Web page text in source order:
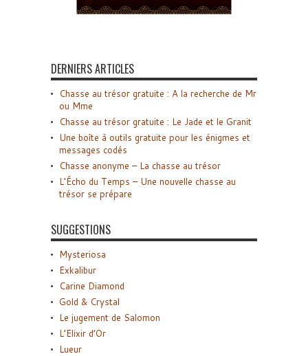
DERNIERS ARTICLES
Chasse au trésor gratuite : A la recherche de Mr
ou Mme
Chasse au trésor gratuite : Le Jade et le Granit
Une boîte à outils gratuite pour les énigmes et
messages codés
Chasse anonyme – La chasse au trésor
L’Écho du Temps – Une nouvelle chasse au
trésor se prépare
SUGGESTIONS
Mysteriosa
Exkalibur
Carine Diamond
Gold & Crystal
Le jugement de Salomon
L’Elixir d’Or
Lueur